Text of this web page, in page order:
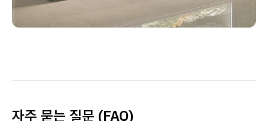
자주 묻는 질문 (FAQ)